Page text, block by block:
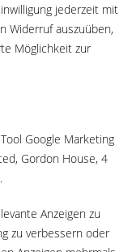
jederzeit mit
Widerruf auszuüben,
Möglichkeit zur
Google Marketing
Gordon House, 4
Anzeigen zu
zu verbessern oder